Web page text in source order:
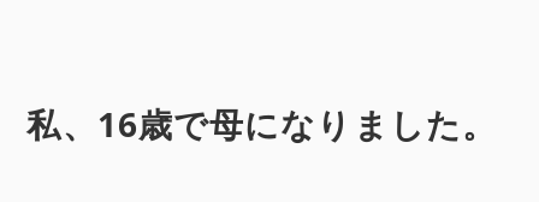
私、16歳で母になりました。